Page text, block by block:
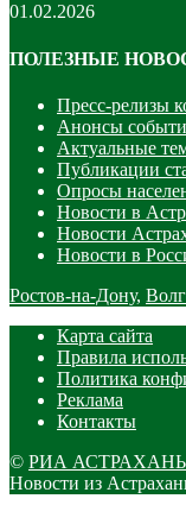
01.02.2026
ПОЛЕЗНЫЕ
Пресс-релизы
Анонсы
Актуальные
Публикации
Опросы
Новости в
Новости
Новости в
Ростов-на-Дону,
Карта сайта
Правила
Политика
Реклама
Контакты
© РИА
Новости из